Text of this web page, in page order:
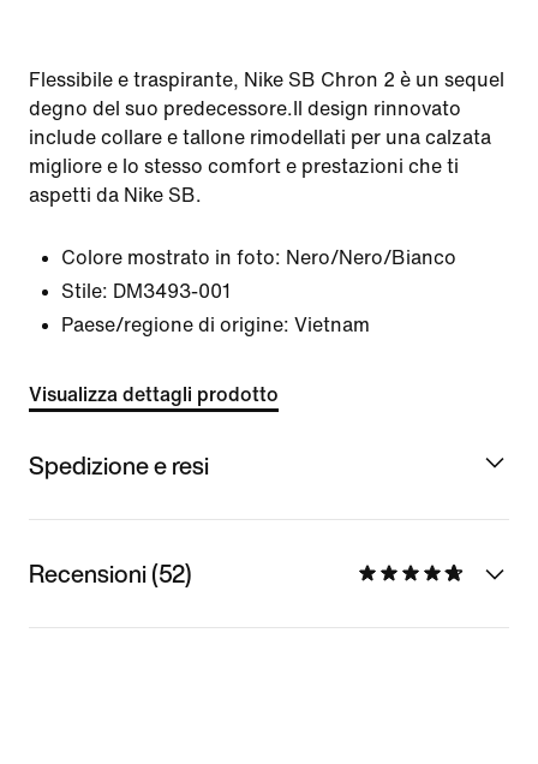
Flessibile e traspirante, Nike SB Chron 2 è un sequel
degno del suo predecessore.Il design rinnovato
include collare e tallone rimodellati per una calzata
migliore e lo stesso comfort e prestazioni che ti
aspetti da Nike SB.
Colore mostrato in foto: Nero/Nero/Bianco
Stile: DM3493-001
Paese/regione di origine: Vietnam
Visualizza dettagli prodotto
Spedizione e resi
Recensioni (52)